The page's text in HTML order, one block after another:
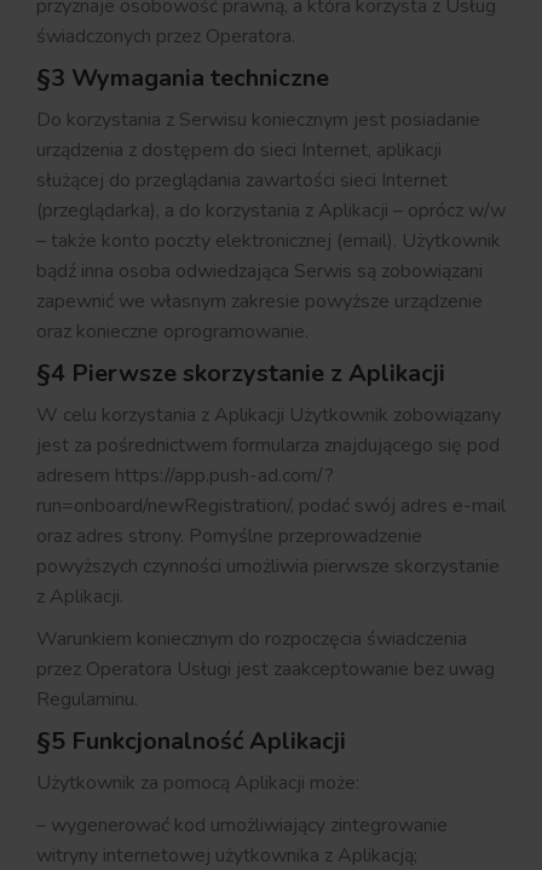
przyznaje osobowość prawną, a która korzysta z Usług
świadczonych przez Operatora.
§3 Wymagania techniczne
Do korzystania z Serwisu koniecznym jest posiadanie
urządzenia z dostępem do sieci Internet, aplikacji
służącej do przeglądania zawartości sieci Internet
(przeglądarka), a do korzystania z Aplikacji – oprócz w/w
– także konto poczty elektronicznej (email). Użytkownik
bądź inna osoba odwiedzająca Serwis są zobowiązani
zapewnić we własnym zakresie powyższe urządzenie
oraz konieczne oprogramowanie.
§4 Pierwsze skorzystanie z Aplikacji
W celu korzystania z Aplikacji Użytkownik zobowiązany
jest za pośrednictwem formularza znajdującego się pod
adresem https://app.push-ad.com/?
run=onboard/newRegistration/, podać swój adres e-mail
oraz adres strony. Pomyślne przeprowadzenie
powyższych czynności umożliwia pierwsze skorzystanie
z Aplikacji.
Warunkiem koniecznym do rozpoczęcia świadczenia
przez Operatora Usługi jest zaakceptowanie bez uwag
Regulaminu.
§5 Funkcjonalność Aplikacji
Użytkownik za pomocą Aplikacji może:
– wygenerować kod umożliwiający zintegrowanie
witryny internetowej użytkownika z Aplikacją;